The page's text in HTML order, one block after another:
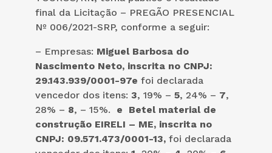
final da Licitação – PREGÃO PRESENCIAL
Nº 006/2021-SRP, conforme a seguir:
– Empresas: Miguel Barbosa do
Nascimento Neto, inscrita no CNPJ:
29.143.939/0001-97e foi declarada
vencedor dos itens: 3, 19% – 5, 24% – 7,
28% – 8, – 15%. e Betel material de
construção EIRELI – ME, inscrita no
CNPJ: 09.571.473/0001-13, foi declarada